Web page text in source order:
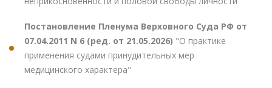
Постановление Пленума Верховного Суда РФ от
07.04.2011 N 6 (ред. от 21.05.2026) "О практике
применения судами принудительных мер
медицинского характера"